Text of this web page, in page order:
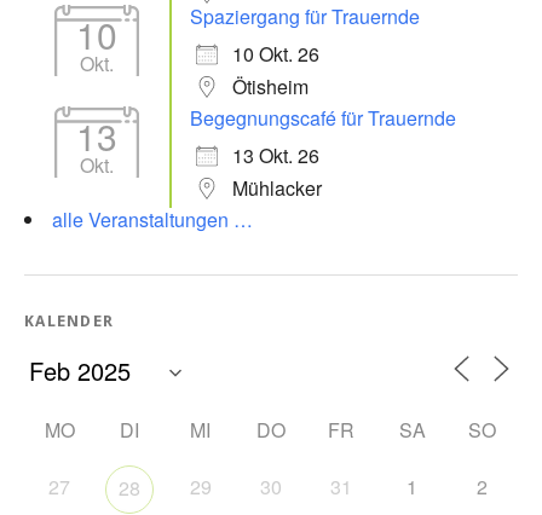
10
Okt.
Spaziergang für Trauernde
10 Okt. 26
Ötisheim
13
Okt.
Begegnungscafé für Trauernde
13 Okt. 26
Mühlacker
alle Veranstaltungen …
KALENDER
MO DI MI DO FR SA SO
27 28 29 30 31 1 2